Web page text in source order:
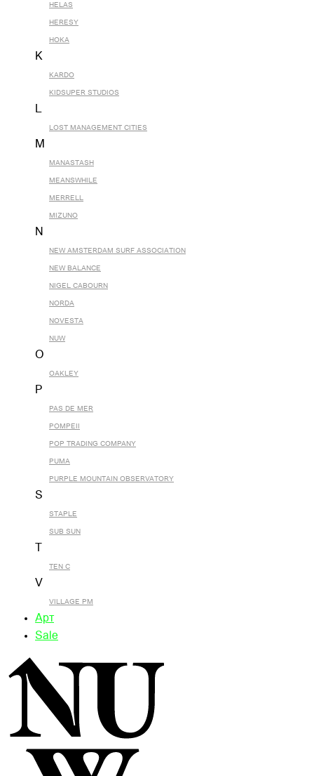
HELAS
HERESY
HOKA
K
KARDO
KIDSUPER STUDIOS
L
LOST MANAGEMENT CITIES
M
MANASTASH
MEANSWHILE
MERRELL
MIZUNO
N
NEW AMSTERDAM SURF ASSOCIATION
NEW BALANCE
NIGEL CABOURN
NORDA
NOVESTA
NUW
O
OAKLEY
P
PAS DE MER
POMPEII
POP TRADING COMPANY
PUMA
PURPLE MOUNTAIN OBSERVATORY
S
STAPLE
SUB SUN
TEN C
V
VILLAGE PM
Арт
Sale